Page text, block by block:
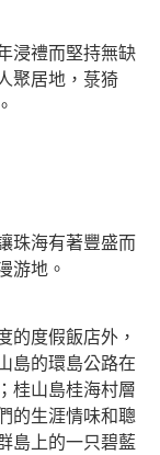
禮而堅持無缺
聚居地，菉猗
海有著豐盛而
游地。
度假飯店外，
島的環島公路在
桂山島桂海村層
的生涯情味和聰
島上的一只碧藍